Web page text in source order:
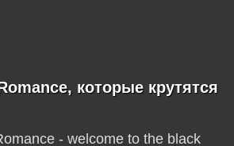
которые крутятся